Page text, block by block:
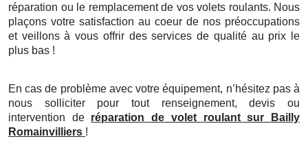
réparation ou le remplacement de vos volets roulants. Nous
plaçons votre satisfaction au coeur de nos préoccupations
et veillons à vous offrir des services de qualité au prix le
plus bas !
En cas de problème avec votre équipement, n’hésitez pas à
nous solliciter pour tout renseignement, devis ou
intervention de réparation de volet roulant sur Bailly
Romainvilliers !